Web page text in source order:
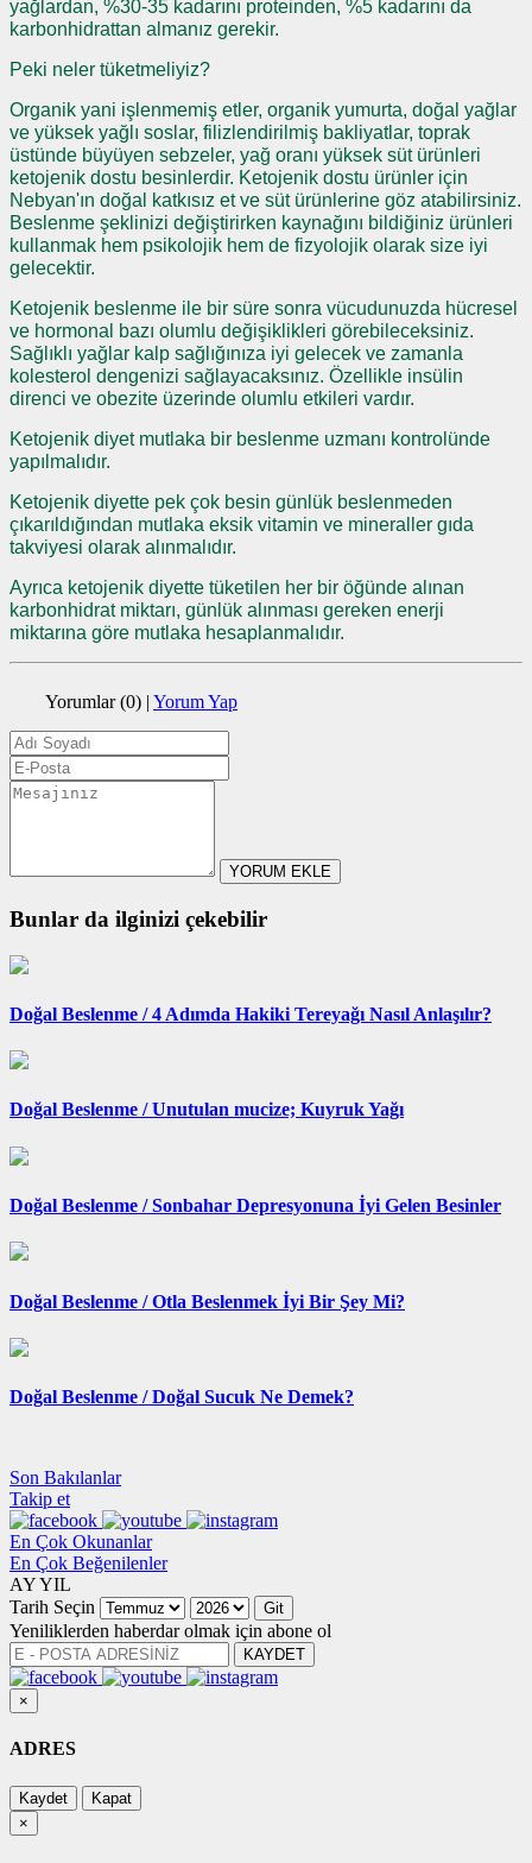
yağlardan, %30-35 kadarını proteinden, %5 kadarını da
karbonhidrattan almanız gerekir.
Peki neler tüketmeliyiz?
Organik yani işlenmemiş etler, organik yumurta, doğal yağlar
ve yüksek yağlı soslar, filizlendirilmiş bakliyatlar, toprak
üstünde büyüyen sebzeler, yağ oranı yüksek süt ürünleri
ketojenik dostu besinlerdir. Ketojenik dostu ürünler için
Nebyan'ın doğal katkısız et ve süt ürünlerine göz atabilirsiniz.
Beslenme şeklinizi değiştirirken kaynağını bildiğiniz ürünleri
kullanmak hem psikolojik hem de fizyolojik olarak size iyi
gelecektir.
Ketojenik beslenme ile bir süre sonra vücudunuzda hücresel
ve hormonal bazı olumlu değişiklikleri görebileceksiniz.
Sağlıklı yağlar kalp sağlığınıza iyi gelecek ve zamanla
kolesterol dengenizi sağlayacaksınız. Özellikle insülin
direnci ve obezite üzerinde olumlu etkileri vardır.
Ketojenik diyet mutlaka bir beslenme uzmanı kontrolünde
yapılmalıdır.
Ketojenik diyette pek çok besin günlük beslenmeden
çıkarıldığından mutlaka eksik vitamin ve mineraller gıda
takviyesi olarak alınmalıdır.
Ayrıca ketojenik diyette tüketilen her bir öğünde alınan
karbonhidrat miktarı, günlük alınması gereken enerji
miktarına göre mutlaka hesaplanmalıdır.
Yorumlar (0) | Yorum Yap
YORUM EKLE
Bunlar da ilginizi çekebilir
Doğal Beslenme /4 Adımda Hakiki Tereyağı Nasıl Anlaşılır?
Doğal Beslenme /Unutulan mucize; Kuyruk Yağı
Doğal Beslenme /Sonbahar Depresyonuna İyi Gelen Besinler
Doğal Beslenme /Otla Beslenmek İyi Bir Şey Mi?
Doğal Beslenme /Doğal Sucuk Ne Demek?
Son Bakılanlar
Takip et
En Çok Okunanlar
En Çok Beğenilenler
AYYIL
Tarih Seçin
Git
Yeniliklerden haberdar olmak için abone ol
KAYDET
×
ADRES
Kaydet
Kapat
×